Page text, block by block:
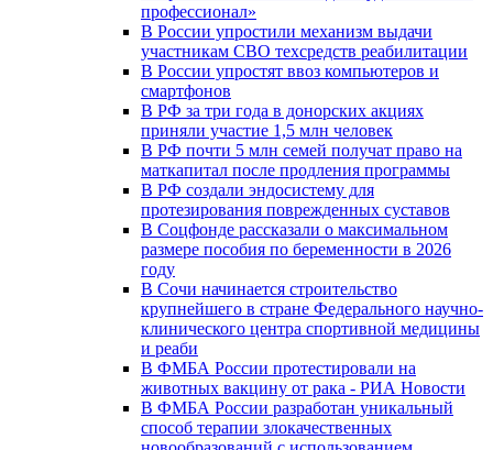
профессионал»
В России упростили механизм выдачи
участникам СВО техсредств реабилитации
В России упростят ввоз компьютеров и
смартфонов
В РФ за три года в донорских акциях
приняли участие 1,5 млн человек
В РФ почти 5 млн семей получат право на
маткапитал после продления программы
В РФ создали эндосистему для
протезирования поврежденных суставов
В Соцфонде рассказали о максимальном
размере пособия по беременности в 2026
году
В Сочи начинается строительство
крупнейшего в стране Федерального научно-
клинического центра спортивной медицины
и реаби
В ФМБА России протестировали на
животных вакцину от рака - РИА Новости
В ФМБА России разработан уникальный
способ терапии злокачественных